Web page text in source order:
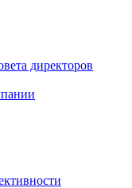
директоров